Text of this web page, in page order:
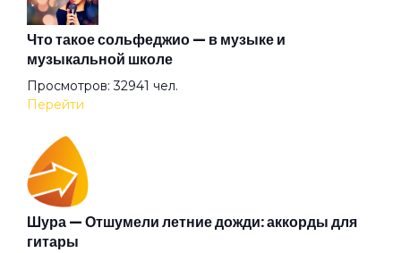
Блины по-снайперски
Блюз
Блюзы гор
Бонни и Клайд
Что такое сольфеджио — в музыке и
музыкальной школе
Просмотров: 32941 чел.
Перейти
Шура — Отшумели летние дожди: аккорды для
гитары